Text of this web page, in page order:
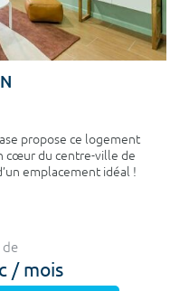
propose ce logement
cœur du centre-ville de
emplacement idéal !
/ mois